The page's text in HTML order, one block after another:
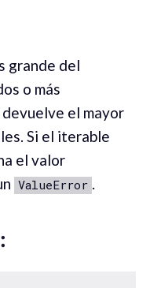
grande del
o más
el mayor
Si el iterable
el valor
ValueError